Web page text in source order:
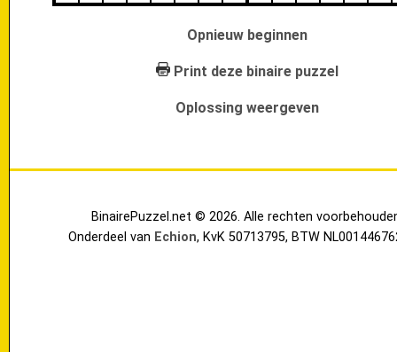
Opnieuw beginnen
Print deze binaire puzzel
Oplossing weergeven
BinairePuzzel.net © 2026. Alle rechten
Onderdeel van Echion, KvK 50713795, BTW